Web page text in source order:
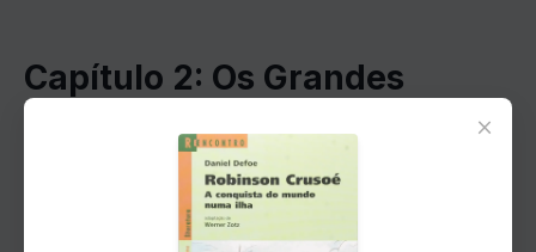
Capítulo 2: Os Grandes
Conquistadores
Em seguida, Herrmann nos apresenta os
grandes conquistadores da história, homens e
×